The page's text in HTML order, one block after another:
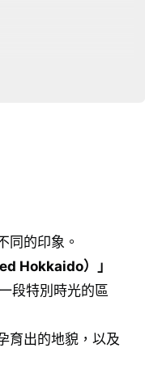
同的印象。
Hokkaido）」
段特別時光的區
育出的地貌，以及